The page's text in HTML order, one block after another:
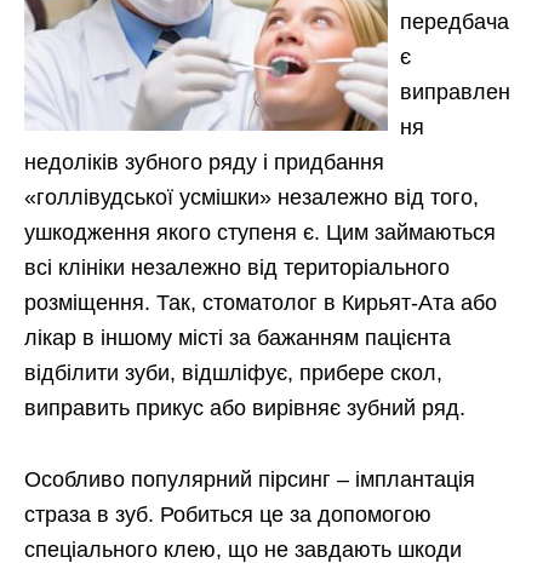
передбача
є
виправлен
ня
недоліків зубного ряду і придбання
«голлівудської усмішки» незалежно від того,
ушкодження якого ступеня є. Цим займаються
всі клініки незалежно від територіального
розміщення. Так, стоматолог в Кирьят-Ата або
лікар в іншому місті за бажанням пацієнта
відбілити зуби, відшліфує, прибере скол,
виправить прикус або вирівняє зубний ряд.
Особливо популярний пірсинг – імплантація
страза в зуб. Робиться це за допомогою
спеціального клею, що не завдають шкоди